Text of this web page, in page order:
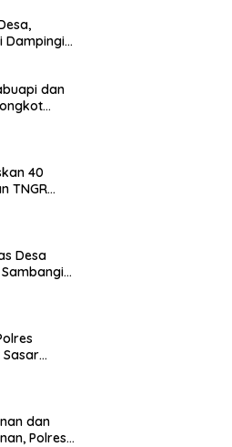
Dampingi
dan
40
TNGR
Desa
Sasar
dan
Polres